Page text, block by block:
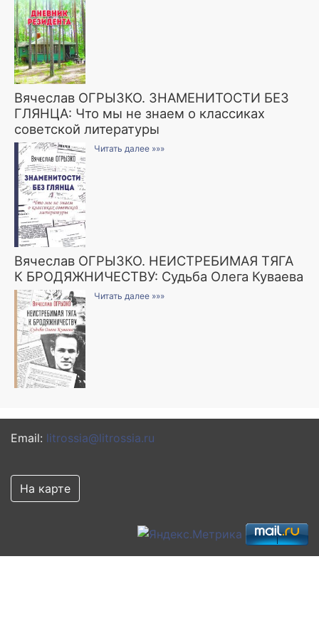
Вячеслав ОГРЫЗКО. ЗНАМЕНИТОСТИ БЕЗ
ГЛЯНЦА: Что мы не знаем о классиках
советской литературы
Читать далее »»»
Вячеслав ОГРЫЗКО. НЕИСТРЕБИМАЯ ТЯГА
К БРОДЯЖНИЧЕСТВУ: Судьба Олега Куваева
Читать далее »»»
Email: litrossia@litrossia.ru
На карте